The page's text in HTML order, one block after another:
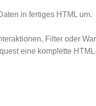
in fertiges HTML um.
Filter oder
eine komplette